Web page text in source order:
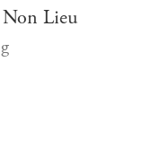
Non Lieu